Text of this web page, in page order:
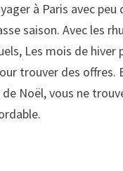
à Paris avec peu
saison. Avec les
Les mois de hiver
trouver des offres.
Noël, vous ne